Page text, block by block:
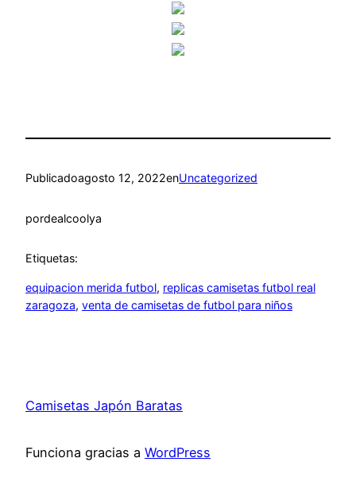
Publicadoagosto 12, 2022enUncategorized
pordealcoolya
Etiquetas:
equipacion merida futbol, replicas camisetas futbol real
zaragoza, venta de camisetas de futbol para niños
Camisetas Japón Baratas
Funciona gracias a WordPress